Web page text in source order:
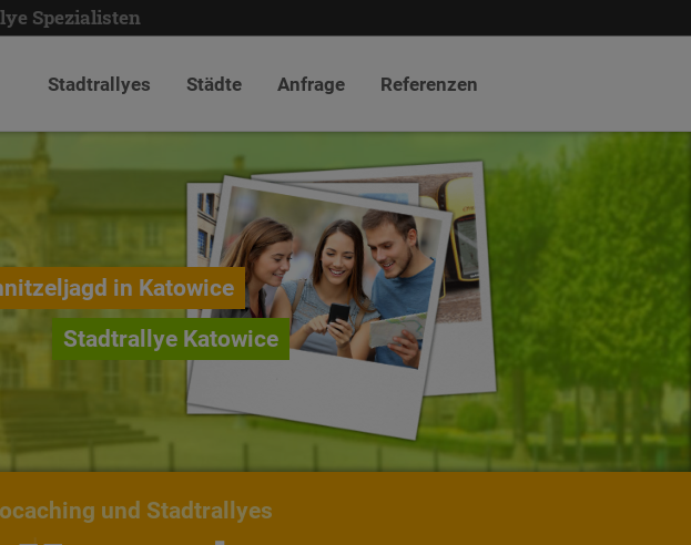
Spezialisten
Stadtrallyes Städte Anfrage Referenzen
in Katowice
Stadtrallye Katowice
und Stadtrallyes